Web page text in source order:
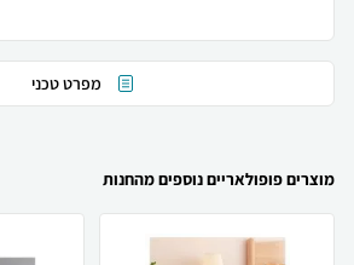
מפרט טכני
מוצרים פופולאריים נוספים מהחנות